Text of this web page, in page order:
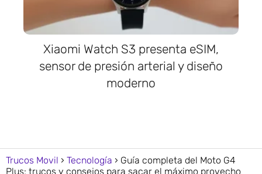
Xiaomi Watch S3 presenta eSIM,
sensor de presión arterial y diseño
moderno
Trucos Movil Tecnología
Guía completa del Moto G4
Plus: trucos y consejos para sacar el máximo provecho